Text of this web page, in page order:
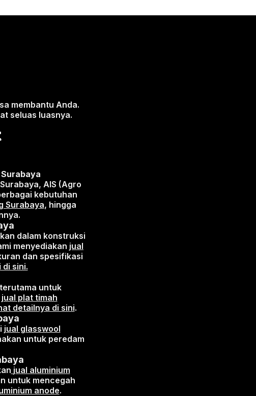
membantu Anda.
seluas luasnya.
AIS (Agro
kebutuhan
Surabaya, hingga
dalam konstruksi
menyediakan jual
dan spesifikasi
di sini.
untuk
jual plat timah
detailnya di sini.
jual glasswool
untuk peredam
jual aluminium
untuk mencegah
anode.